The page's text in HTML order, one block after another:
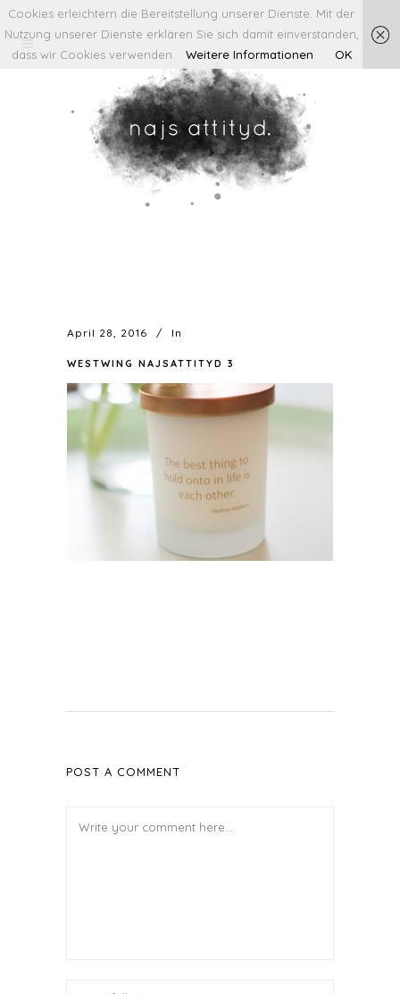
April 28, 2016 In
WESTWING NAJSATTITYD 3
POST A COMMENT
Cookies erleichtern die Bereitstellung unserer Dienste. Mit der
Nutzung unserer Dienste erklären Sie sich damit einverstanden,
dass wir Cookies verwenden.
Weitere Informationen OK